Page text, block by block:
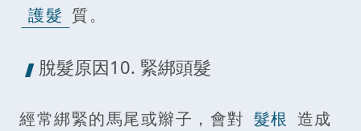
護髮 質。
脫髮原因10. 緊綁頭髮
經常綁緊的馬尾或辮子，會對 髮根 造成